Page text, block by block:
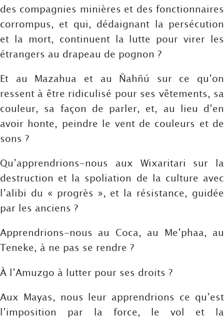
des compagnies minières et des fonctionnaires
corrompus, et qui, dédaignant la persécution
et la mort, continuent la lutte pour virer les
étrangers au drapeau de pognon ?
Et au Mazahua et au Ñahñú sur ce qu’on
ressent à être ridiculisé pour ses vêtements, sa
couleur, sa façon de parler, et, au lieu d’en
avoir honte, peindre le vent de couleurs et de
sons ?
Qu’apprendrions-nous aux Wixaritari sur la
destruction et la spoliation de la culture avec
l’alibi du « progrès », et la résistance, guidée
par les anciens ?
Apprendrions-nous au Coca, au Me’phaa, au
Teneke, à ne pas se rendre ?
À l’Amuzgo à lutter pour ses droits ?
Aux Mayas, nous leur apprendrions ce qu’est
l’imposition par la force, le vol et la